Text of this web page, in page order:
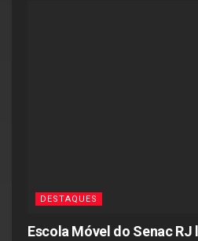
DESTAQUES
Escola Móvel do Senac RJ